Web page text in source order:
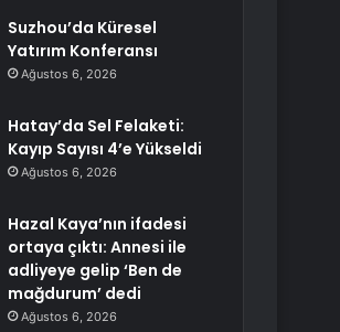
Suzhou’da Küresel
Yatırım Konferansı
Ağustos 6, 2026
Hatay’da Sel Felaketi:
Kayıp Sayısı 4’e Yükseldi
Ağustos 6, 2026
Hazal Kaya’nın ifadesi
ortaya çıktı: Annesi ile
adliyeye gelip ‘Ben de
mağdurum’ dedi
Ağustos 6, 2026